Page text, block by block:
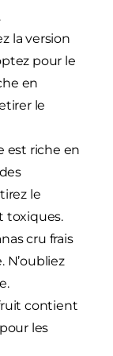
la version
pour le
en
le
est riche en
le
toxiques.
cru frais
N’oubliez
contient
les